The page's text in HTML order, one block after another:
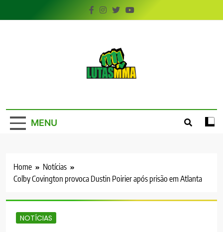
to
MENU
Home
Notícias
Colby Covington provoca Dustin Poirier após prisão em Atlanta
NOTÍCIAS